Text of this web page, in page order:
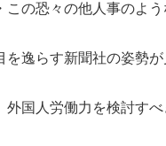
この恐々の他人事のよ
を逸らす新聞社の姿勢が
外国人労働力を検討すべ